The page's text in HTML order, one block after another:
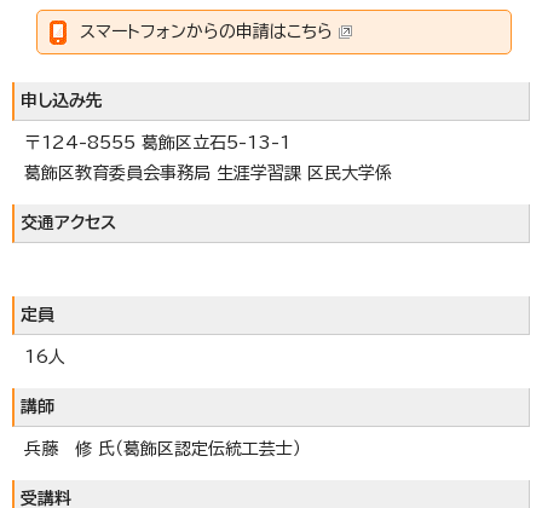
スマートフォンからの申請はこちら
申し込み先
〒124-8555 葛飾区立石5-13-1
葛飾区教育委員会事務局 生涯学習課 区民大学係
交通アクセス
定員
16人
講師
兵藤 修 氏（葛飾区認定伝統工芸士）
受講料